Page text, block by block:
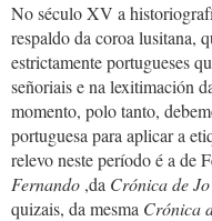
No século XV a
respaldo da coroa lusitana,
estrictamente portugueses
señoriais e na lexitimación
momento, polo tanto,
portuguesa para aplicar a
relevo neste período é a de
Fernando ,da Crónica de Jo
quizais, da mesma Crónica